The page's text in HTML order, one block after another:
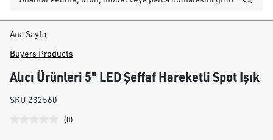
Ana Sayfa
Buyers Products
Alıcı Ürünleri 5" LED Şeffaf Hareketli Spot Işık
SKU 232560
(0)